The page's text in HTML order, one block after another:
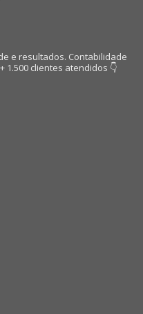
e resultados. Contabilidade
+ 1.500 clientes atendidos 👇